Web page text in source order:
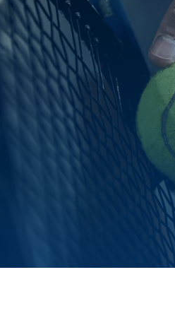
Newsletter